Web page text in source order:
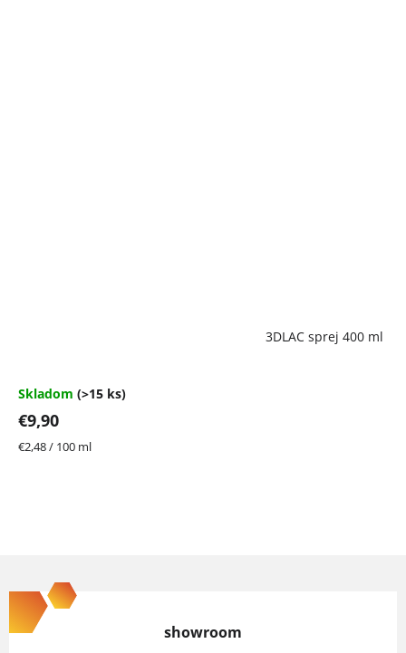
3DLAC sprej 400 ml
4,7
5
hviezdičiek.
Skladom (>15 ks)
€9,90
Jednotková
€2,48 / 100 ml
á
p
showroom